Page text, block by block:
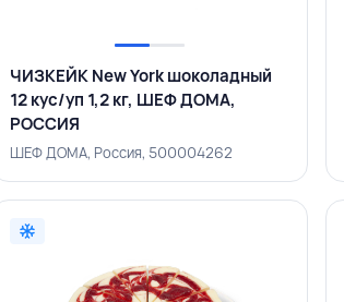
ЧИЗКЕЙК New York шоколадный
12 кус/уп 1,2 кг, ШЕФ ДОМА,
РОССИЯ
ШЕФ ДОМА, Россия, 500004262